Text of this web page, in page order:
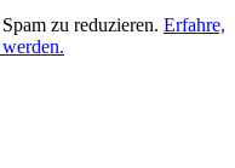
zu reduzieren. Erfahre,